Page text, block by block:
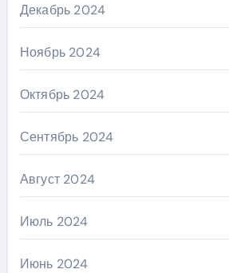
Декабрь 2024
Ноябрь 2024
Октябрь 2024
Сентябрь 2024
Август 2024
Июль 2024
Июнь 2024